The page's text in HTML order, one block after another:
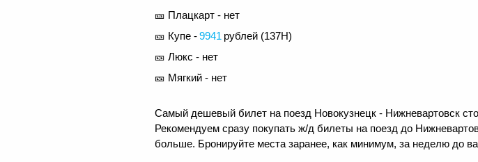
🎫 Плацкарт - нет
🎫 Купе -9941 рублей (137Н)
🎫 Люкс - нет
🎫 Мягкий - нет
Самый дешевый билет на поезд Новокузнецк - Нижневартовск
Рекомендуем сразу покупать ж/д билеты на поезд до
больше. Бронируйте места заранее, как минимум, за неделю до